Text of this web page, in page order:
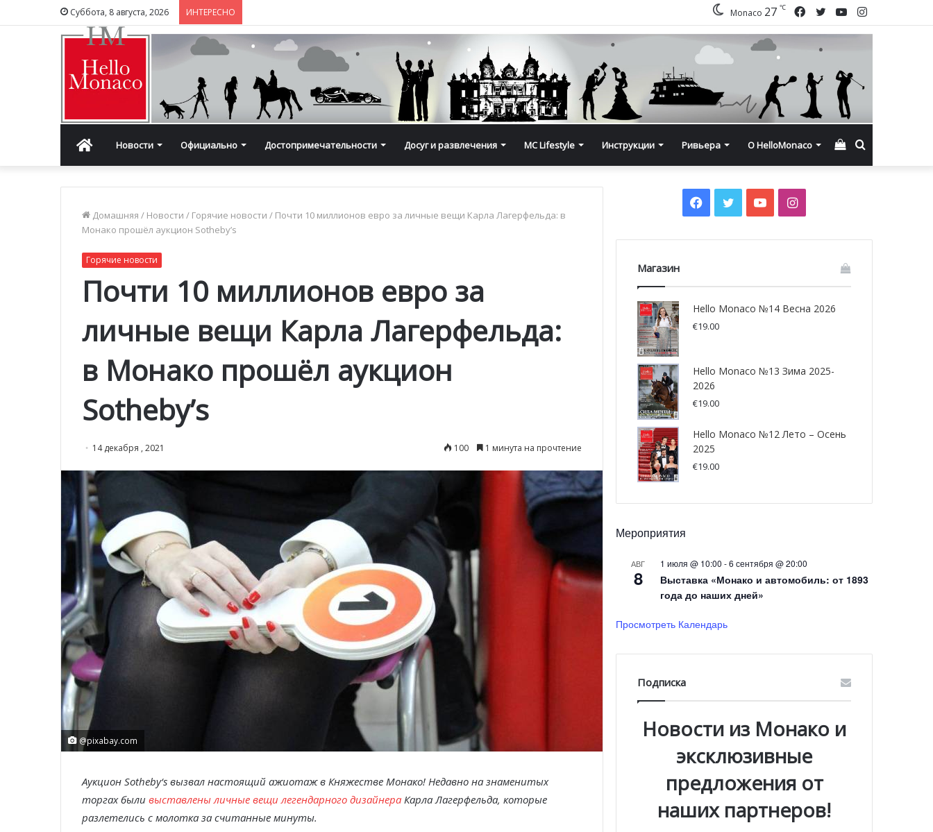
Суббота, 8 августа, 2026 ИНТЕРЕСНО Instagram
YouTube
Twitter
Facebook
Monaco 27 ℃
ГлавнаяНовости Официально Достопримечательности Досуг и развлечения MC Lifestyle Инструкции Ривьера О HelloMonaco Смотреть
Домашняя / Новости / Горячие новости / Почти 10 миллионов евро за личные вещи Карла Лагерфельда: в
Монако прошёл аукцион Sotheby’s
Горячие новости
Почти 10 миллионов евро за
личные вещи Карла Лагерфельда:
в Монако прошёл аукцион
Sotheby’s
14 декабря , 2021 100 1 минута на прочтение
@pixabay.com
Аукцион Sotheby‘s вызвал настоящий ажиотаж в Княжестве Монако! Недавно на знаменитых
торгах были выставлены личные вещи легендарного дизайнера Карла Лагерфельда, которые
разлетелись с молотка за считанные минуты.
Facebook
TwitterYouTubeInstagram
Магазин
Hello Monaco №14 Весна 2026
€19.00
Hello Monaco №13 Зима 2025-
2026
€19.00
Hello Monaco №12 Лето – Осень
2025
€19.00
Мероприятия
АВГ
8
1 июля @ 10:00 -6 сентября @ 20:00
Выставка «Монако и автомобиль: от 1893
года до наших дней»
Просмотреть Календарь
Подписка
Новости из Монако и
эксклюзивные
предложения от
наших партнеров!